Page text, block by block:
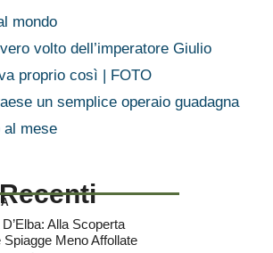
mondo
volto dell’imperatore Giulio
proprio così | FOTO
un semplice operaio guadagna
al mese
Alla Scoperta
Spiagge Meno Affollate